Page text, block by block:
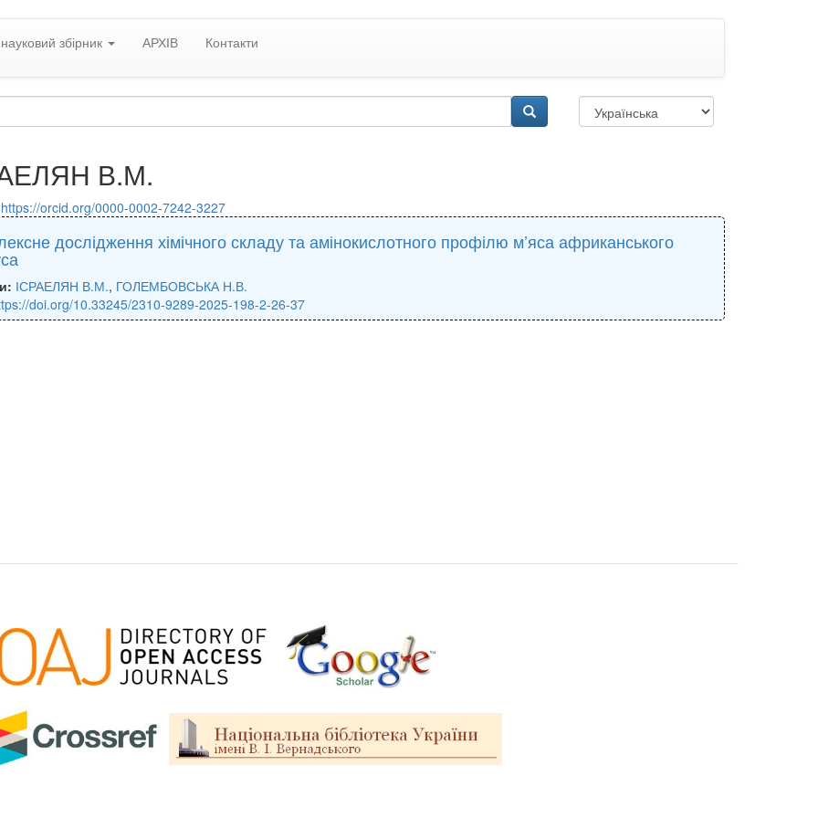
збірник АРХІВ Контакти
В.М.
https://orcid.org/0000-0002-7242-3227
дослідження хімічного складу та амінокислотного профілю м’яса африканського
ІСРАЕЛЯН В.М., ГОЛЕМБОВСЬКА Н.В.
doi.org/10.33245/2310-9289-2025-198-2-26-37